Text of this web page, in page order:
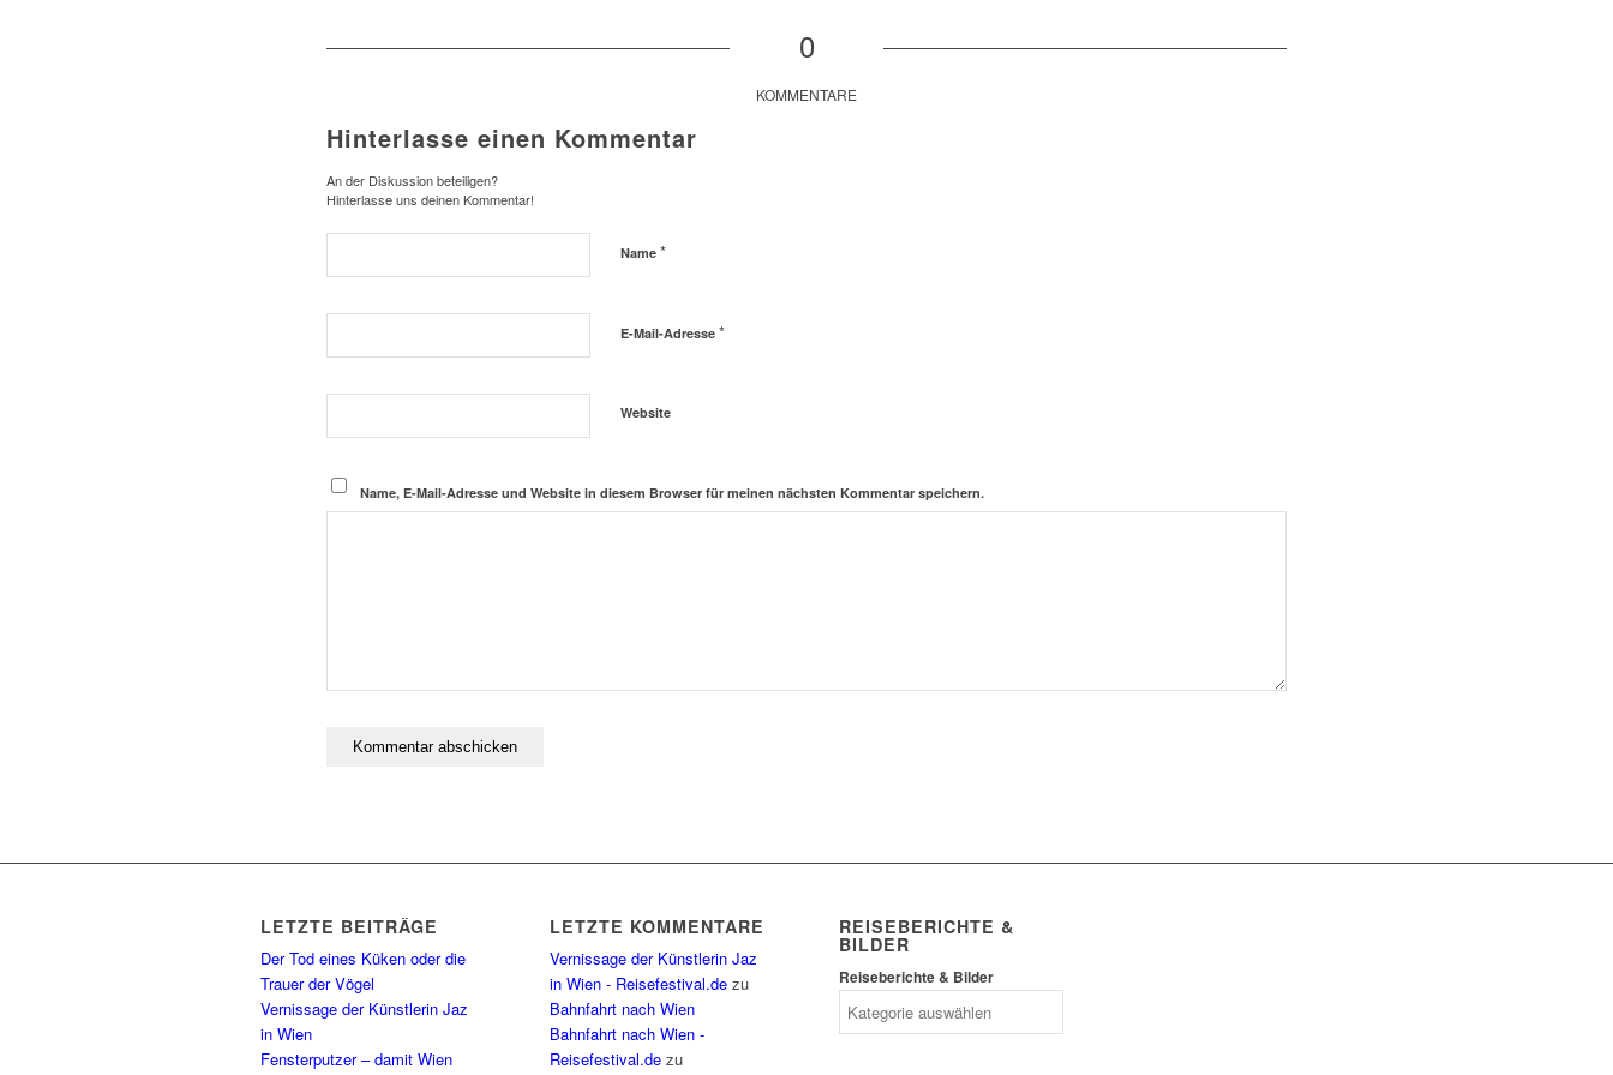
0
KOMMENTARE
Hinterlasse einen Kommentar
An der Diskussion beteiligen?
Hinterlasse uns deinen Kommentar!
Name *
E-Mail-Adresse *
Website
Name, E-Mail-Adresse und Website in diesem Browser für meinen nächsten Kommentar speichern.
LETZTE BEITRÄGE
Der Tod eines Küken oder die
Trauer der Vögel
Vernissage der Künstlerin Jaz
in Wien
Fensterputzer – damit Wien
LETZTE KOMMENTARE
Vernissage der Künstlerin Jaz
in Wien - Reisefestival.de zu
Bahnfahrt nach Wien
Bahnfahrt nach Wien -
Reisefestival.de zu
REISEBERICHTE &
BILDER
Reiseberichte & Bilder